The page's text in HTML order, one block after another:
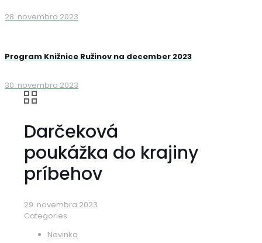
28. novembra 2023
Program Knižnice Ružinov na december 2023
30. novembra 2023
Darčeková
poukážka do krajiny
príbehov
29. novembra 2023
Categories
Novinka